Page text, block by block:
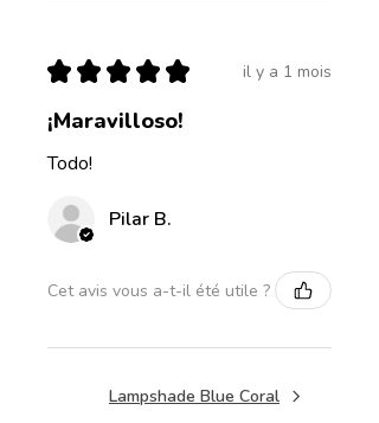
★ ★ ★ ★ ★ il y a 1 mois
¡Maravilloso!
Todo!
Pilar B.
Cet avis vous a-t-il été utile ?
Lampshade Blue Coral